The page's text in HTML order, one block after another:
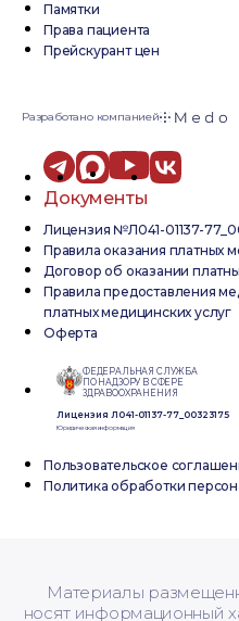
Памятки
Права пациента
Прейскурант цен
Разработано компанией
Документы
Лицензия №Л041-01137-
Правила оказания платных
Договор об оказании
Правила предоставления
платных медицинских услуг
Оферта
ФЕДЕРАЛЬНАЯ СЛУЖБА
ПО НАДЗОРУ В СФЕРЕ
ЗДРАВООХРАНЕНИЯ
Лицензия Л041-01137-77_00323175
Юридическая информация
Пользовательское
Политика обработки
Материалы
носят информационный